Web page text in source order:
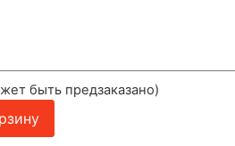
быть предзаказано)